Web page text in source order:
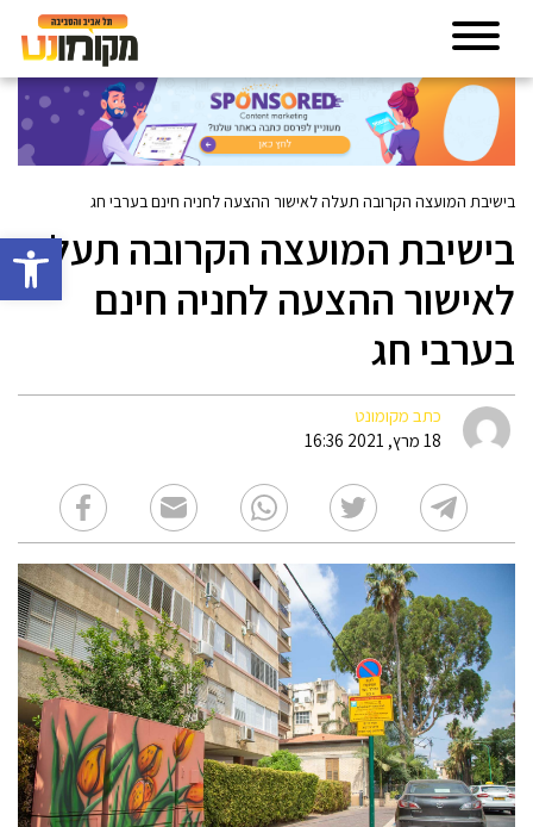
פתח
בישיבת המועצה הקרובה תעלה לאישור ההצעה לחניה חינם בערבי חג
בישיבת המועצה הקרובה תעלה
לאישור ההצעה לחניה חינם
בערבי חג
כתב מקומונט
18 מרץ, 2021 16:36